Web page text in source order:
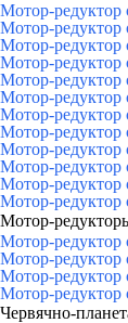
Мотор-редуктор
Мотор-редуктор
Мотор-редуктор
Мотор-редуктор
Мотор-редуктор
Мотор-редуктор
Мотор-редуктор
Мотор-редуктор
Мотор-редуктор
Мотор-редуктор
Мотор-редуктор
Мотор-редуктор
Мотор-
Мотор-редуктор
Мотор-редуктор
Мотор-редуктор
Мотор-редуктор
Червячно-